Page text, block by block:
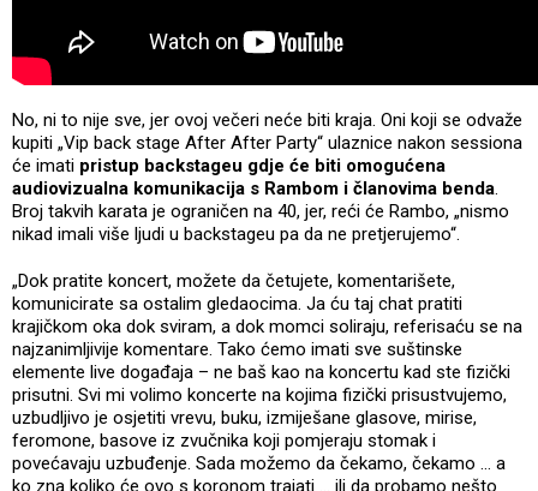
No, ni to nije sve, jer ovoj večeri neće biti kraja. Oni koji se odvaže
kupiti „Vip back stage After After Party“ ulaznice nakon sessiona
će imati pristup backstageu gdje će biti omogućena
audiovizualna komunikacija s Rambom i članovima benda.
Broj takvih karata je ograničen na 40, jer, reći će Rambo, „nismo
nikad imali više ljudi u backstageu pa da ne pretjerujemo“.
„Dok pratite koncert, možete da četujete, komentarišete,
komunicirate sa ostalim gledaocima. Ja ću taj chat pratiti
krajičkom oka dok sviram, a dok momci soliraju, referisaću se na
najzanimljivije komentare. Tako ćemo imati sve suštinske
elemente live događaja – ne baš kao na koncertu kad ste fizički
prisutni. Svi mi volimo koncerte na kojima fizički prisustvujemo,
uzbudljivo je osjetiti vrevu, buku, izmiješane glasove, mirise,
feromone, basove iz zvučnika koji pomjeraju stomak i
povećavaju uzbuđenje. Sada možemo da čekamo, čekamo … a
ko zna koliko će ovo s koronom trajati … ili da probamo nešto